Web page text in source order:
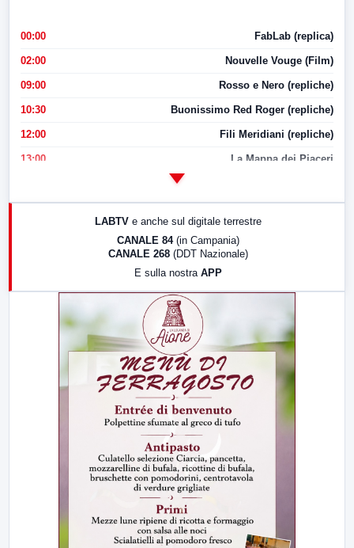
00:00 FabLab (replica)
02:00 Nouvelle Vouge (Film)
09:00 Rosso e Nero (repliche)
10:30 Buonissimo Red Roger (repliche)
12:00 Fili Meridiani (repliche)
13:00 La Mappa dei Piaceri
17:00 LabNews (replica)
LABTV e anche sul digitale terrestre
CANALE 84 (in Campania)
CANALE 268 (DDT Nazionale)
E sulla nostra APP